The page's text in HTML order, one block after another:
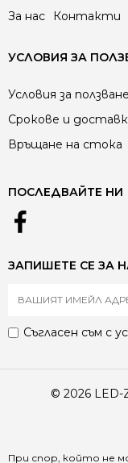
За нас Контакти
УСЛОВИЯ ЗА
Условия за ползване
Срокове и
Връщане на стока
ПОСЛЕДВАЙТЕ НИ
ЗАПИШЕТЕ СЕ ЗА
Съгласен съм с
© 2026 LED-
При спор, който не